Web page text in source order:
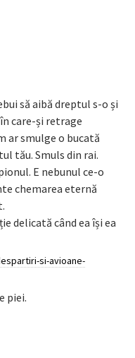
să aibă dreptul s-o și
care-și retrage
ar smulge o bucată
tău. Smuls din rai.
E nebunul ce-o
chemarea eternă
delicată când ea își ea
si-avioane-
piei.